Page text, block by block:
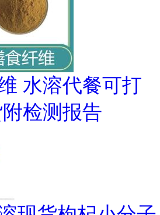
水溶代餐可打
检测报告